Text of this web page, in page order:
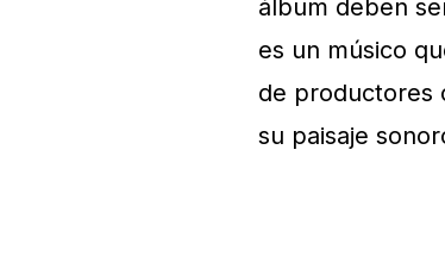
álbum deben
es un músico
de productores
su paisaje